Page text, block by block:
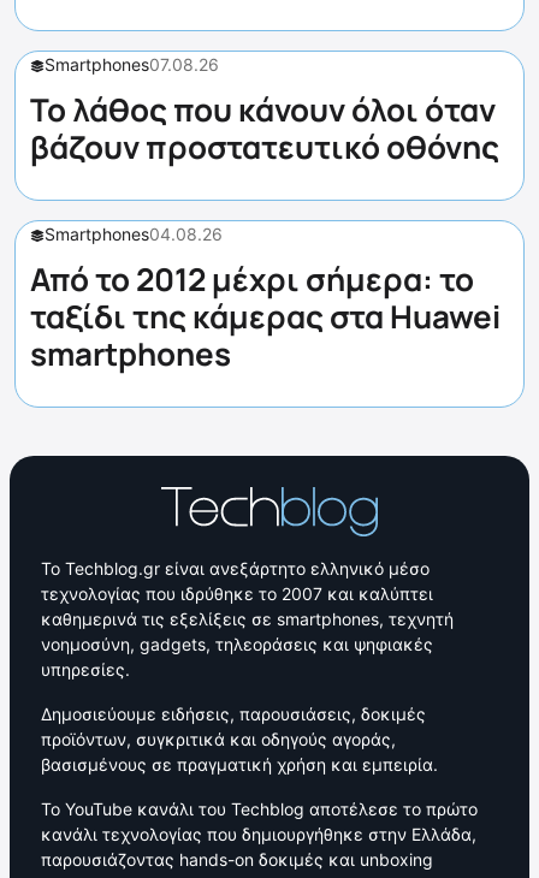
Smartphones07.08.26
Το λάθος που κάνουν όλοι όταν
βάζουν προστατευτικό οθόνης
Smartphones04.08.26
Από το 2012 μέχρι σήμερα: το
ταξίδι της κάμερας στα Huawei
smartphones
Το Techblog.gr είναι ανεξάρτητο ελληνικό μέσο
τεχνολογίας που ιδρύθηκε το 2007 και καλύπτει
καθημερινά τις εξελίξεις σε smartphones, τεχνητή
νοημοσύνη, gadgets, τηλεοράσεις και ψηφιακές
υπηρεσίες.
Δημοσιεύουμε ειδήσεις, παρουσιάσεις, δοκιμές
προϊόντων, συγκριτικά και οδηγούς αγοράς,
βασισμένους σε πραγματική χρήση και εμπειρία.
Το YouTube κανάλι του Techblog αποτέλεσε το πρώτο
κανάλι τεχνολογίας που δημιουργήθηκε στην Ελλάδα,
παρουσιάζοντας hands-on δοκιμές και unboxing